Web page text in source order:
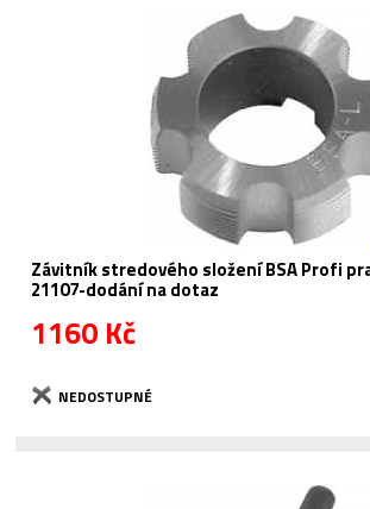
Závitník stredového složení BSA Profi
21107-dodání na dotaz
1160 Kč
NEDOSTUPNÉ